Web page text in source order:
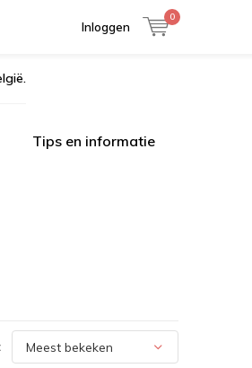
Inloggen
0
Tips en informatie